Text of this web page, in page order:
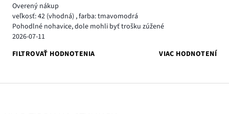
Overený nákup
veľkosť: 42 (vhodná) ,farba: tmavomodrá
Pohodlné nohavice, dole mohli byť trošku zúžené
2026-07-11
FILTROVAŤ HODNOTENIA
VIAC HODNOTENÍ